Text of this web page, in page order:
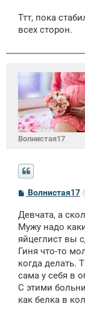
б
щ
и
Ттт, пока
всех сторон.
Волнистая17
С
б
щ
е
н
и
Волнистая17
Девчата, а
Мужу надо
яйцеглист вы
Гиня что-то
когда делать.
сама у себя в
С этими
как белка в